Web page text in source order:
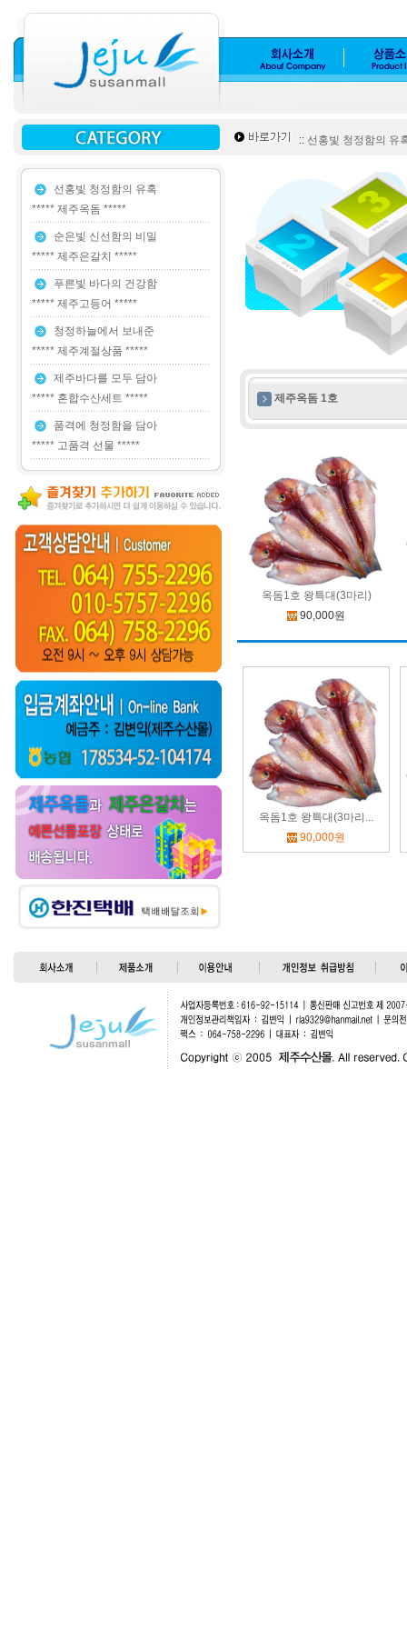
:: 선홍빛 청정함의 유
선홍빛 청정함의 유혹
***** 제주옥돔 *****
순은빛 신선함의 비밀
***** 제주은갈치 *****
푸른빛 바다의 건강함
***** 제주고등어 *****
청정하늘에서 보내준
***** 제주계절상품 *****
제주바다를 모두 담아
***** 혼합수산세트 *****
품격에 청정함을 담아
***** 고품격 선물 *****
제주옥돔 1호
옥돔1호 왕특대(3마리)
90,000원
옥돔1호 왕특대(3마리...
90,000원